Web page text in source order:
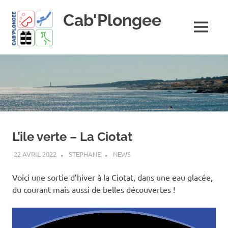
content
Cab'Plongee
!
MENU
L’ile verte – La Ciotat
22 AVRIL 2022 STEPHANE NEWS
Voici une sortie d’hiver à la Ciotat, dans une eau glacée,
du courant mais aussi de belles découvertes !